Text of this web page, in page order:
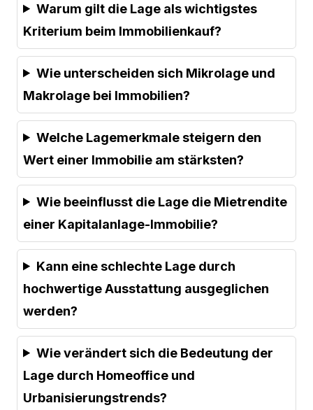
Warum gilt die Lage als wichtigstes
Kriterium beim Immobilienkauf?
Wie unterscheiden sich Mikrolage und
Makrolage bei Immobilien?
Welche Lagemerkmale steigern den
Wert einer Immobilie am stärksten?
Wie beeinflusst die Lage die Mietrendite
einer Kapitalanlage-Immobilie?
Kann eine schlechte Lage durch
hochwertige Ausstattung ausgeglichen
werden?
Wie verändert sich die Bedeutung der
Lage durch Homeoffice und
Urbanisierungstrends?